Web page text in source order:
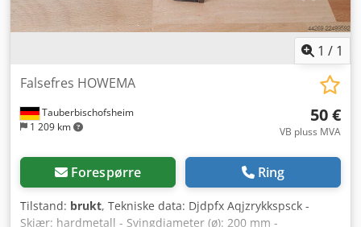
1 / 1
Tauberbischofsheim
1 209 km
Falsefres HOWEMA
50 €
VB pluss MVA
Forespørre Ring
Tilstand: brukt, Tekniske data: Djdpfx Aqjzrykkspsck -
Skjær: hardmetall - Svingdiameter (ø): 200 mm -